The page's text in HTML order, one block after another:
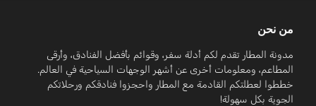
من نحن
مدونة المطار تقدم لكم أدلة سفر، وقوائم بأفضل الفنادق، وأرقى
المطاعم، ومعلومات أخرى عن أشهر الوجهات السياحية في العالم.
خططوا لعطلتكم القادمة مع المطار واحجزوا فنادقكم ورحلاتكم
الجوية بكل سهولة!